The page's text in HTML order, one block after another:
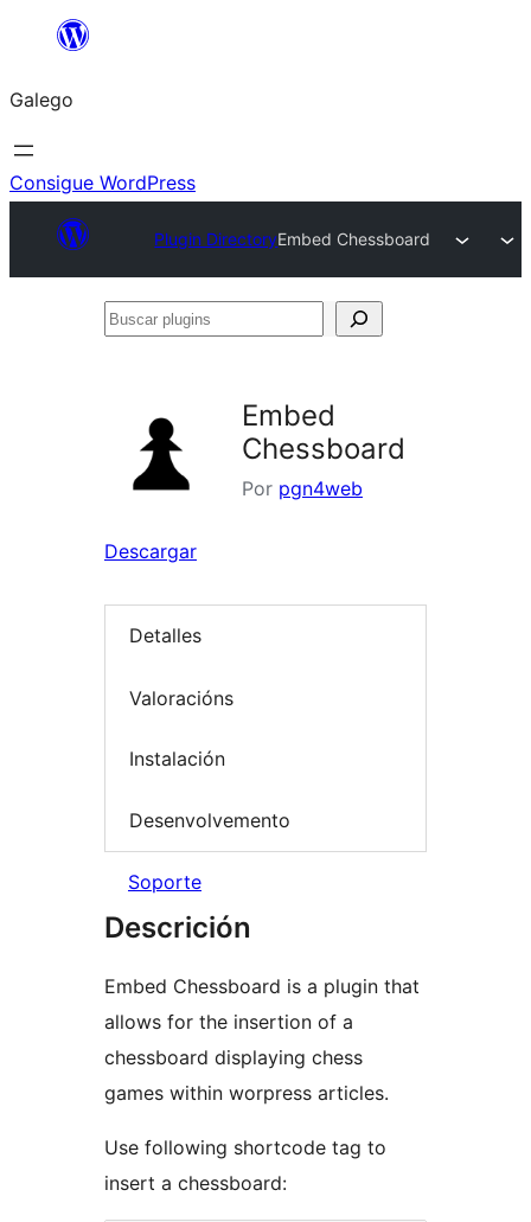
Saltar
contido
Galego
Consigue WordPress
Plugin DirectoryEmbed Chessboard
Buscar
Embed
Chessboard
Por pgn4web
Descargar
Detalles
Valoracións
Instalación
Desenvolvemento
Soporte
Descrición
Embed Chessboard is a plugin that
allows for the insertion of a
chessboard displaying chess
games within worpress articles.
Use following shortcode tag to
insert a chessboard: